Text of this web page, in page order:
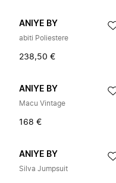
ANIYE BY
abiti Poliestere
238,50 €
ANIYE BY
Macu Vintage
168 €
ANIYE BY
Silva Jumpsuit